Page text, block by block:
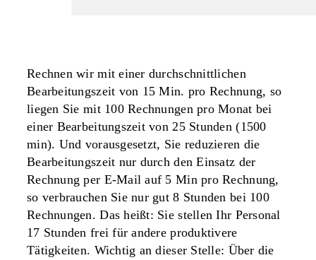
Rechnen wir mit einer durchschnittlichen
Bearbeitungszeit von 15 Min. pro Rechnung, so
liegen Sie mit 100 Rechnungen pro Monat bei
einer Bearbeitungszeit von 25 Stunden (1500
min). Und vorausgesetzt, Sie reduzieren die
Bearbeitungszeit nur durch den Einsatz der
Rechnung per E-Mail auf 5 Min pro Rechnung,
so verbrauchen Sie nur gut 8 Stunden bei 100
Rechnungen. Das heißt: Sie stellen Ihr Personal
17 Stunden frei für andere produktivere
Tätigkeiten. Wichtig an dieser Stelle: Über die